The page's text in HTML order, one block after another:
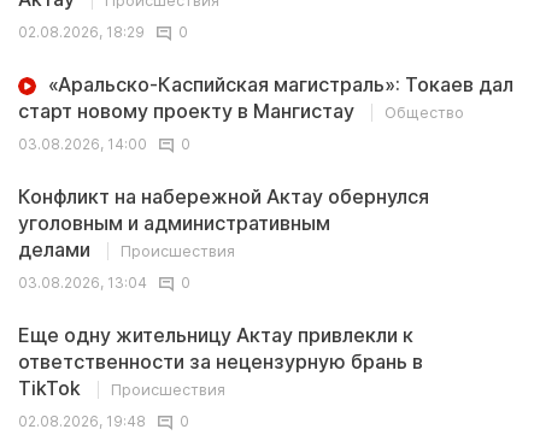
02.08.2026, 18:29
0
«Аральско-Каспийская магистраль»: Токаев дал
старт новому проекту в Мангистау
Общество
03.08.2026, 14:00
0
Конфликт на набережной Актау обернулся
уголовным и административным
делами
Происшествия
03.08.2026, 13:04
0
Еще одну жительницу Актау привлекли к
ответственности за нецензурную брань в
TikTok
Происшествия
02.08.2026, 19:48
0